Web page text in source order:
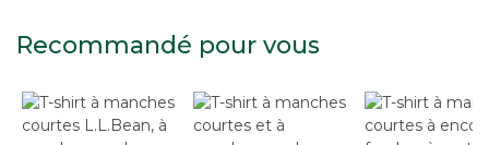
Recommandé pour vous